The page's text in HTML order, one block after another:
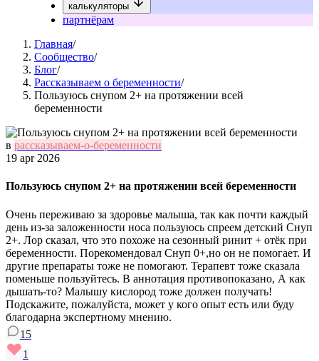
калькуляторы
партнёрам
Главная/
Сообщество/
Блог/
Рассказываем о беременности/
Пользуюсь снупом 2+ на протяжении всей
беременности
в рассказываем-о-беременности
19 apr 2026
Пользуюсь снупом 2+ на протяжении всей беременности
Очень переживаю за здоровье малыша, так как почти каждый
день из-за заложенности носа пользуюсь спреем детский Снуп
2+. Лор сказал, что это похоже на сезонный ринит + отёк при
беременности. Порекомендовал Снуп 0+,но он не помогает. И
другие препараты тоже не помогают. Терапевт тоже сказала
поменьше пользуйтесь. В аннотация противопоказано, А как
дышать-то? Малышу кислород тоже должен получать!
Подскажите, пожалуйста, может у кого опыт есть или буду
благодарна экспертному мнению.
15
1